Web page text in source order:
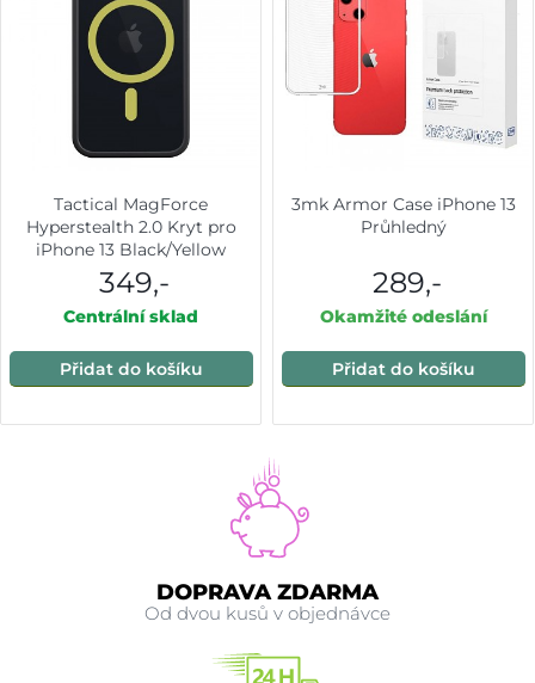
Tactical MagForce
Hyperstealth 2.0 Kryt pro
iPhone 13 Black/Yellow
349,-
Centrální sklad
Přidat do košíku
3mk Armor Case iPhone 13
Průhledný
289,-
Okamžité odeslání
Přidat do košíku
DOPRAVA ZDARMA
Od dvou kusů v objednávce